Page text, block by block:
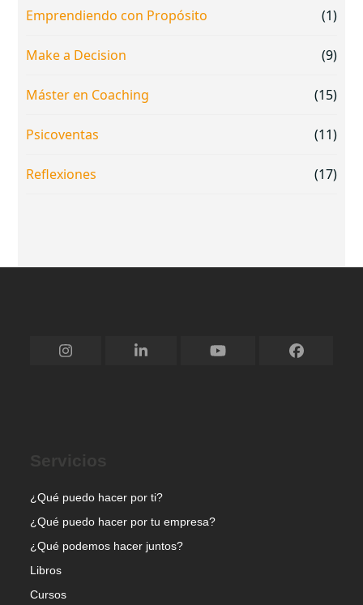
Emprendiendo con Propósito (1)
Make a Decision (9)
Máster en Coaching (15)
Psicoventas (11)
Reflexiones (17)
Instagram LinkedIn YouTube Facebook
¿Qué puedo hacer por ti?
¿Qué puedo hacer por tu empresa?
¿Qué podemos hacer juntos?
Libros
Cursos